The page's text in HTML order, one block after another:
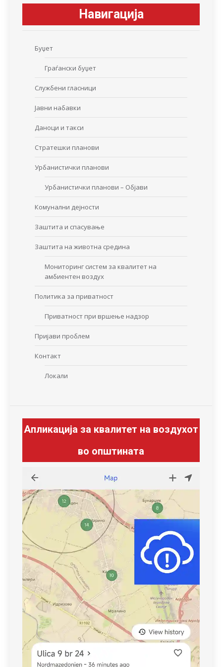
Навигација
Буџет
Граѓански буџет
Службени гласници
Јавни набавки
Даноци и такси
Стратешки планови
Урбанистички планови
Урбанистички планови – Објави
Комунални дејности
Заштита и спасување
Заштита на животна средина
Мониторинг систем за квалитет на
амбиентен воздух
Политика за приватност
Приватност при вршење надзор
Пријави проблем
Контакт
Локали
Апликација за квалитет на воздухот
во општината